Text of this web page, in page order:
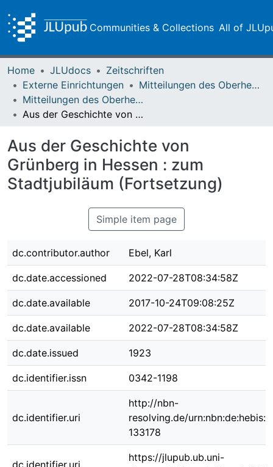
Communities & Collections All of
Home JLUdocs
Zeitschriften
Externe Einrichtungen
Mitteilungen des Oberhessischen Geschichtsvereins Gießen
Mitteilungen des Oberhessischen Geschichtsvereins Gießen Vol. 025 (1923)
Aus der Geschichte von Grünberg in Hessen : zum Stadtjubiläum (Fortsetzung)
Aus der Geschichte von
Grünberg in Hessen : zum
Stadtjubiläum (Fortsetzung)
Simple item page
dc.contributor.author Ebel, Karl
dc.date.accessioned 2022-07-28T08:34:58Z
dc.date.available 2017-10-24T09:08:25Z
dc.date.available 2022-07-28T08:34:58Z
dc.date.issued 1923
dc.identifier.issn 0342-1198
dc.identifier.uri
http://nbn-
resolving.de/
133178
dc.identifier.uri
https://jlupub.ub.uni-